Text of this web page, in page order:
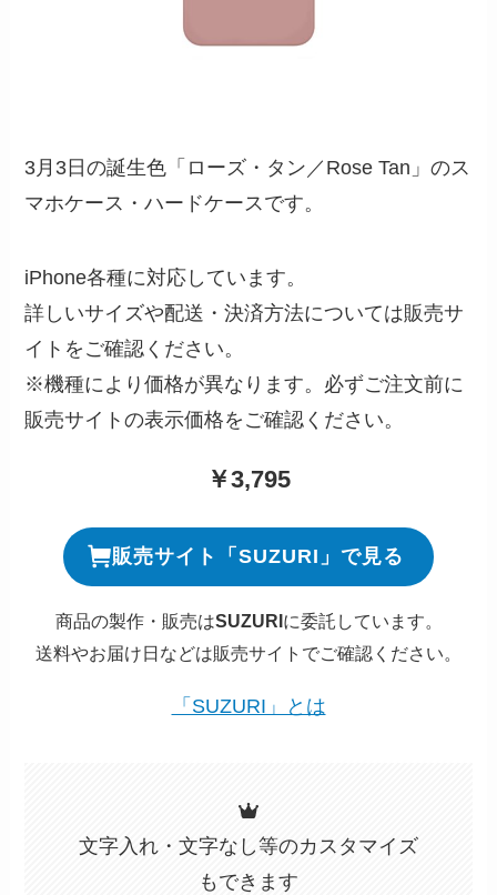
3月3日の誕生色「ローズ・タン／Rose Tan」のス
マホケース・ハードケースです。
iPhone各種に対応しています。
詳しいサイズや配送・決済方法については販売サ
イトをご確認ください。
※機種により価格が異なります。必ずご注文前に
販売サイトの表示価格をご確認ください。
￥3,795
販売サイト「SUZURI」で見る
商品の製作・販売はSUZURI に委託しています。
送料やお届け日などは販売サイトでご確認ください。
「SUZURI」とは
文字入れ・文字なし等のカスタマイズ
もできます